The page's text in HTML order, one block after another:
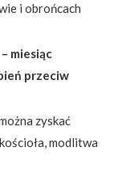
i obrońcach
miesiąc
przeciw
zyskać
modlitwa